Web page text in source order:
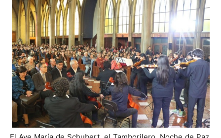
audio